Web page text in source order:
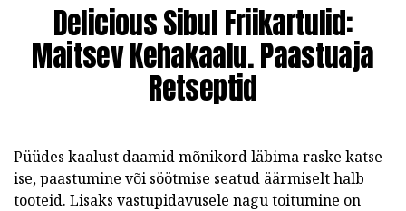
Delicious Sibul Friikartulid:
Maitsev Kehakaalu. Paastuaja
Retseptid
Püüdes kaalust daamid mõnikord läbima raske katse
ise, paastumine või söötmise seatud äärmiselt halb
tooteid. Lisaks vastupidavusele nagu toitumine on